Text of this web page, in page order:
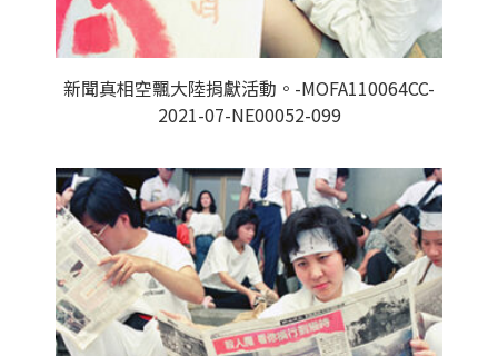
新聞真相空飄大陸捐獻活動。-MOFA110064CC-
2021-07-NE00052-099